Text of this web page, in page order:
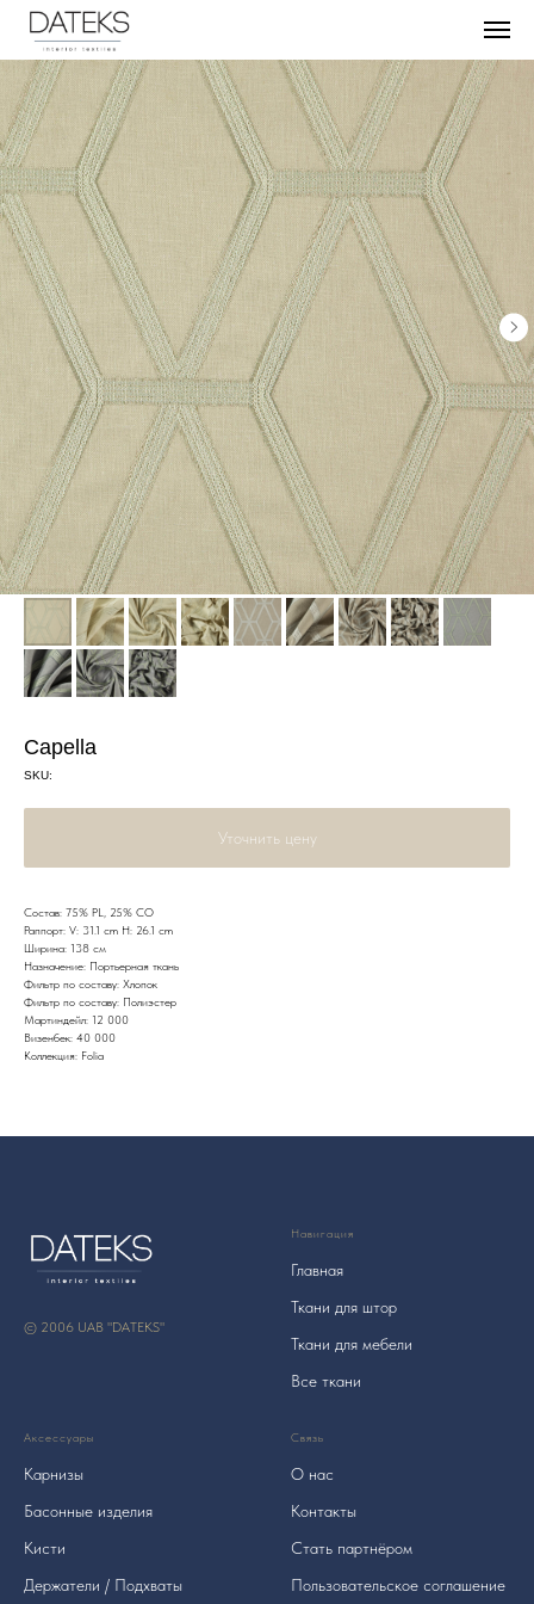
Capella
SKU:
Уточнить цену
Состав: 75% PL, 25% CO
Раппорт: V: 31.1 cm H: 26.1 cm
Ширина: 138 см
Назначение: Портьерная ткань
Фильтр по составу: Хлопок
Фильтр по составу: Полиэстер
Мартиндейл: 12 000
Визенбек: 40 000
Коллекция: Folia
© 2006 UAB "DATEKS"
Навигация
Главная
Ткани для штор
Ткани для мебели
Все ткани
Аксессуары
Карнизы
Басонные изделия
Кисти
Держатели / Подхваты
Связь
О нас
Контакты
Стать партнёром
Пользовательское соглашение